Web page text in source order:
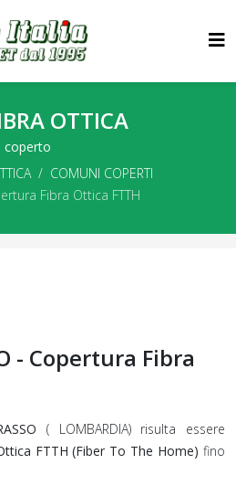
OTTICA
coperto
COMUNI COPERTI
Fibra Ottica FTTH
- Copertura Fibra
( LOMBARDIA) risulta essere
FTTH (Fiber To The Home) fino